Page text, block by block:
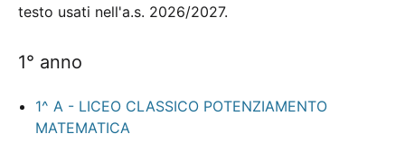
testo usati nell'a.s. 2026/2027.
1° anno
1^ A - LICEO CLASSICO POTENZIAMENTO
MATEMATICA